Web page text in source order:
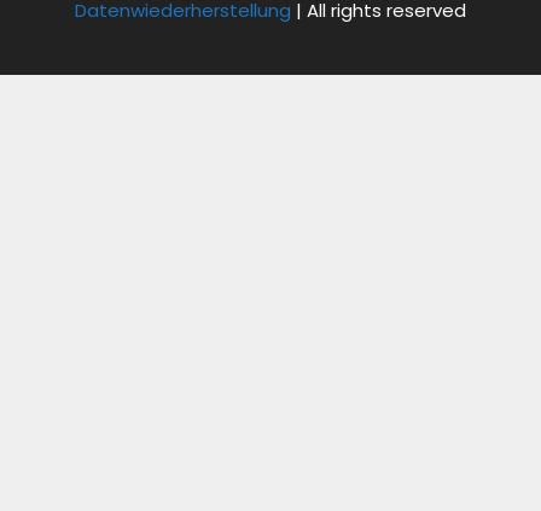
Datenwiederherstellung | All rights reserved